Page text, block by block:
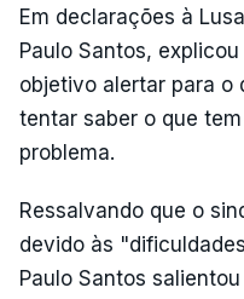
Em declarações à
Paulo Santos,
objetivo alertar para o
tentar saber o que
problema.
Ressalvando que o
devido às
Paulo Santos